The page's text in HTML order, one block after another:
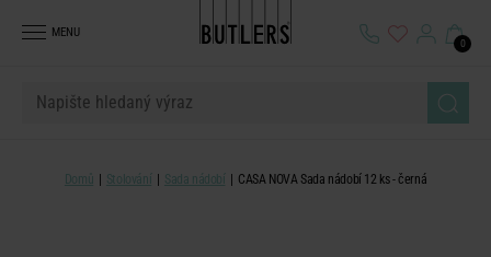
MENU
0
Domů Stolování Sada nádobí CASA NOVA Sada nádobí 12 ks - černá